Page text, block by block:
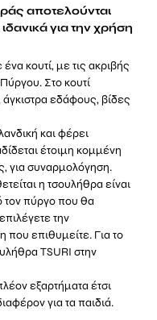
αποτελούνται
για την χρήση
κουτί, με τις ακριβής
Στο κουτί
εδάφους, βίδες
και φέρει
έτοιμη κομμένη
για συναρμολόγηση.
η τσουλήθρα είναι
τον πύργο που θα
την
επιθυμείτε. Για το
TSURI στην
εξαρτήματα έτσι
για τα παιδιά.